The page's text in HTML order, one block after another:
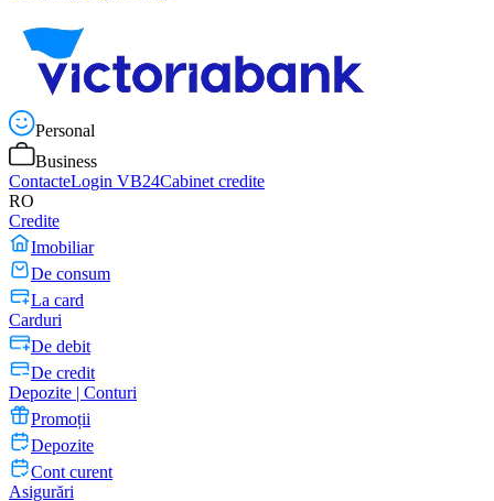
Personal
Business
ContacteLogin VB24Cabinet credite
RO
Credite
Imobiliar
De consum
La card
Carduri
De debit
De credit
Depozite | Conturi
Promoții
Depozite
Cont curent
Asigurări